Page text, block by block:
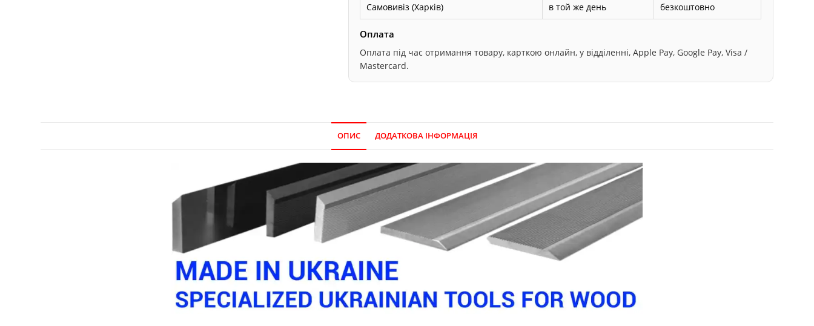
Самовивіз (Харків) в той же день безкоштовно
Оплата
Оплата під час отримання товару, карткою онлайн, у відділенні, Apple Pay, Google Pay, Visa /
Mastercard.
ОПИС ДОДАТКОВА ІНФОРМАЦІЯ